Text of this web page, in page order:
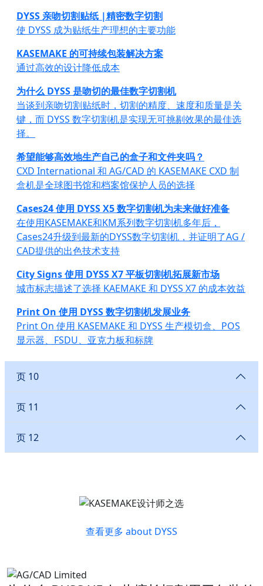
DYSS 亲吻切割贴纸 |精密数字切割
使 DYSS 成为贴纸生产理想的主要功能
KASEMAKE 的可持续包装解决方案
通过高效的设计降低成本
为什么 DYSS 是吻切的最佳数字切割机
当谈到亲吻切割贴纸时，切割的精度、速度和质量是关
键，而 DYSS 数字切割机是实现无可挑剔效果的最佳选
择。
希望能够高效地生产自己的盒子和文件夹吗？
CXD International 和 AG/CAD 的 KASEMAKE CXD 制
盒机是全球图书馆和档案馆保护人员的选择
Cases24 使用 DYSS X5 数字切割机为未来做好准备
在使用KASEMAKE和KM系列数字切割机多年后，
Cases24升级到最新的DYSS数字切割机，并证明了AG /
CAD提供的出色技术支持
City Signs 使用 DYSS X7 平板切割机拓展新市场
城市标志描述了选择 KAEMAKE 和 DYSS X7 的成本效益
Print On 使用 DYSS 数字切割机发展业务
Print On 使用 KASEMAKE 和 DYSS 生产模切盒、POS
显示器、FSDU、亚克力板和标牌
页 10
页 11
页 12
查看更多 about DYSS